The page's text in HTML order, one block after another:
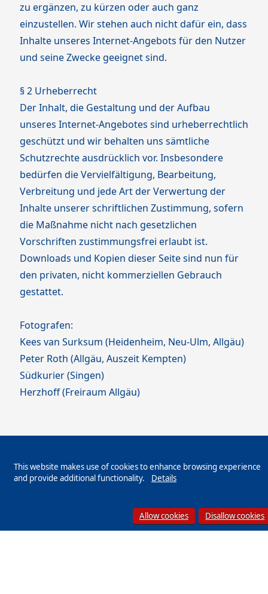
zu ergänzen, zu kürzen oder auch ganz
einzustellen. Wir stehen auch nicht dafür ein, dass
Inhalte unseres Internet-Angebots für den Nutzer
und seine Zwecke geeignet sind.
§ 2 Urheberrecht
Der Inhalt, die Gestaltung und der Aufbau
unseres Internet-Angebotes sind urheberrechtlich
geschützt und wir behalten uns sämtliche
Schutzrechte ausdrücklich vor. Insbesondere
bedürfen die Vervielfältigung, Bearbeitung,
Verbreitung und jede Art der Verwertung der
Inhalte unserer schriftlichen Zustimmung, sofern
die Maßnahme nicht nach gesetzlichen
Vorschriften zustimmungsfrei erlaubt ist.
Downloads und Kopien dieser Seite sind nun für
den privaten, nicht kommerziellen Gebrauch
gestattet.
Fotografen:
Kees van Surksum (Heidenheim, Neu-Ulm, Allgäu)
Peter Roth (Allgäu, Auszeit Kempten)
Südkurier (Singen)
Herzhoff (Freiraum Allgäu)
DATENSCHUTZ AGB JOBBÖRSE
This website makes use of cookies to enhance browsing experience
and provide additional functionality.
Details
Disallow cookies
Allow cookies